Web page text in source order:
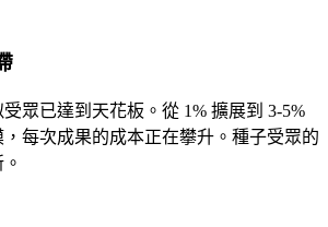
眾已達到天花板。從 1% 擴展到 3-5%
每次成果的成本正在攀升。種子受眾的